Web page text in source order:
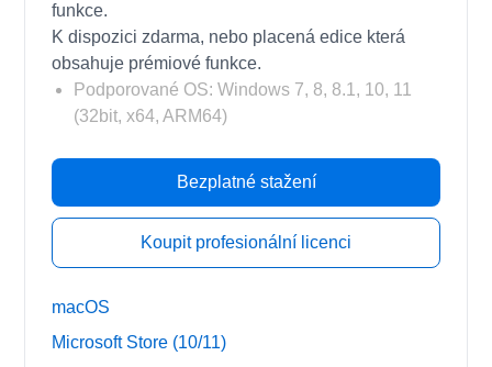
funkce.
K dispozici zdarma, nebo placená edice která
obsahuje prémiové funkce.
Podporované OS: Windows 7, 8, 8.1, 10, 11
(32bit, x64, ARM64)
Bezplatné stažení
Koupit profesionální licenci
macOS
Microsoft Store (10/11)